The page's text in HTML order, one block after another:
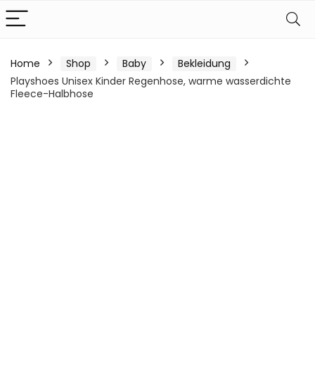
Home Shop Baby
Bekleidung
Playshoes Unisex Kinder Regenhose, warme wasserdichte
Fleece-Halbhose